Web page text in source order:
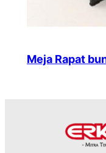
Meja Rapat